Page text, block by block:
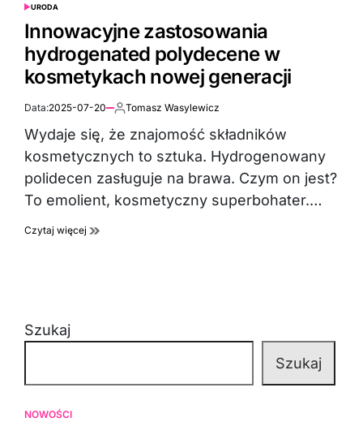
POSTED
IN
URODA
Innowacyjne zastosowania
hydrogenated polydecene w
kosmetykach nowej generacji
Data:2025-07-20 Autor:
Tomasz Wasylewicz
Wydaje się, że znajomość składników
kosmetycznych to sztuka. Hydrogenowany
polidecen zasługuje na brawa. Czym on jest?
To emolient, kosmetyczny superbohater.…
Czytaj więcej
Szukaj
Szukaj
NOWOŚCI